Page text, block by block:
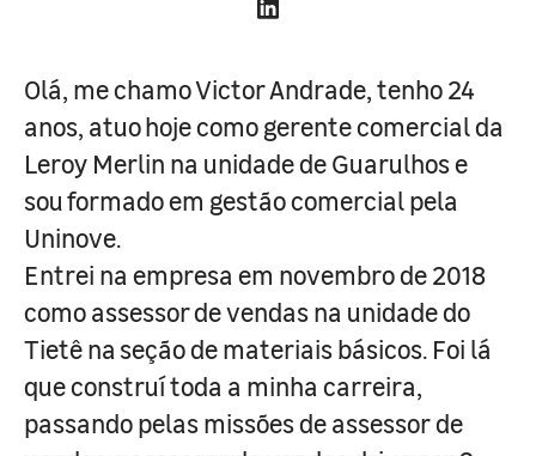
Olá, me chamo Victor Andrade, tenho 24
anos, atuo hoje como gerente comercial da
Leroy Merlin na unidade de Guarulhos e
sou formado em gestão comercial pela
Uninove.
Entrei na empresa em novembro de 2018
como assessor de vendas na unidade do
Tietê na seção de materiais básicos. Foi lá
que construí toda a minha carreira,
passando pelas missões de assessor de